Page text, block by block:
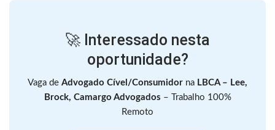
🚀 Interessado nesta
oportunidade?
Vaga de Advogado Cível/Consumidor na LBCA – Lee,
Brock, Camargo Advogados – Trabalho 100%
Remoto